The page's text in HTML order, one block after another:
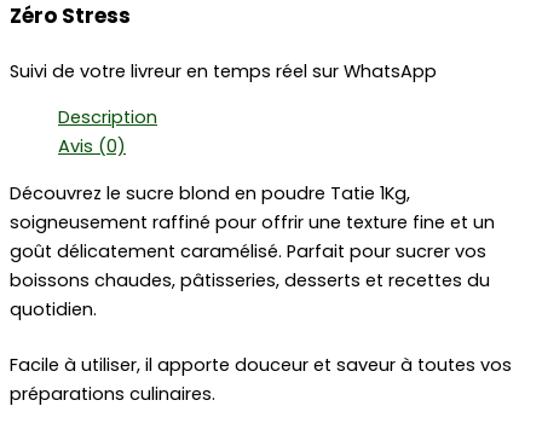
Zéro Stress
Suivi de votre livreur en temps réel sur WhatsApp
Description
Avis (0)
Découvrez le sucre blond en poudre Tatie 1Kg,
soigneusement raffiné pour offrir une texture fine et un
goût délicatement caramélisé. Parfait pour sucrer vos
boissons chaudes, pâtisseries, desserts et recettes du
quotidien.
Facile à utiliser, il apporte douceur et saveur à toutes vos
préparations culinaires.